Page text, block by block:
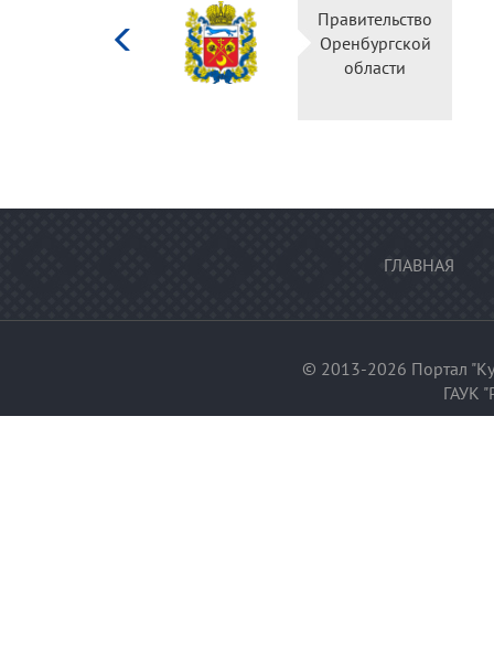
Правительство
Оренбургской
области
ГЛАВНАЯ
© 2013-2026 Портал
ГАУК